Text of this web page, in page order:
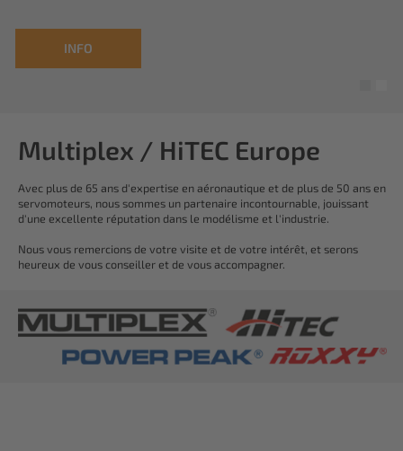
Savoir plus
Multiplex / HiTEC Europe
Avec plus de 65 ans d'expertise en aéronautique et de plus de 50 ans en
servomoteurs, nous sommes un partenaire incontournable, jouissant
d'une excellente réputation dans le modélisme et l'industrie.
Nous vous remercions de votre visite et de votre intérêt, et serons
heureux de vous conseiller et de vous accompagner.